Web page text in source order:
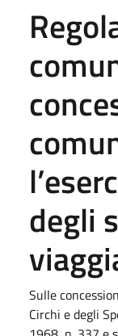
degli
Sulle
Circhi e degli